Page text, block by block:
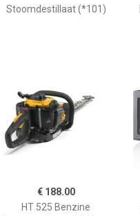
Stoomdestillaat (*101)
€ 188.00
HT 525 Benzine